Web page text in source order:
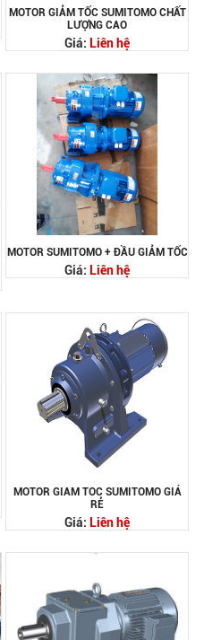
MOTOR GIẢM TỐC SUMITOMO CHẤT
LƯỢNG CAO
Giá: Liên hệ
MOTOR SUMITOMO + ĐẦU GIẢM TỐC
Giá: Liên hệ
MOTOR GIAM TOC SUMITOMO GIÁ
RẺ
Giá: Liên hệ